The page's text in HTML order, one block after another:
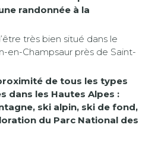
randonnée à la
très bien situé dans le
en-Champsaur près de Saint-
de tous les types
dans les Hautes Alpes :
ski alpin, ski de fond,
du Parc National des